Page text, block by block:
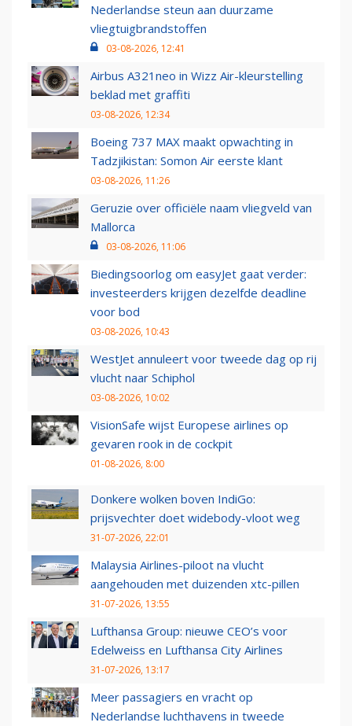
Nederlandse steun aan duurzame
vliegtuigbrandstoffen
03-08-2026, 12:41
Airbus A321neo in Wizz Air-kleurstelling
beklad met graffiti
03-08-2026, 12:34
Boeing 737 MAX maakt opwachting in
Tadzjikistan: Somon Air eerste klant
03-08-2026, 11:26
Geruzie over officiële naam vliegveld van
Mallorca
03-08-2026, 11:06
Biedingsoorlog om easyJet gaat verder:
investeerders krijgen dezelfde deadline
voor bod
03-08-2026, 10:43
WestJet annuleert voor tweede dag op rij
vlucht naar Schiphol
03-08-2026, 10:02
VisionSafe wijst Europese airlines op
gevaren rook in de cockpit
01-08-2026, 8:00
Donkere wolken boven IndiGo:
prijsvechter doet widebody-vloot weg
31-07-2026, 22:01
Malaysia Airlines-piloot na vlucht
aangehouden met duizenden xtc-pillen
31-07-2026, 13:55
Lufthansa Group: nieuwe CEO’s voor
Edelweiss en Lufthansa City Airlines
31-07-2026, 13:17
Meer passagiers en vracht op
Nederlandse luchthavens in tweede